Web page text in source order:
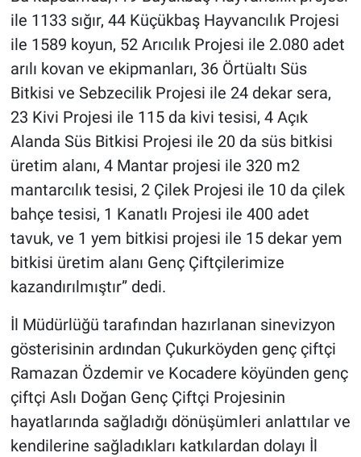
ile 1133 sığır, 44 Küçükbaş Hayvancılık Projesi
ile 1589 koyun, 52 Arıcılık Projesi ile 2.080 adet
arılı kovan ve ekipmanları, 36 Örtüaltı Süs
Bitkisi ve Sebzecilik Projesi ile 24 dekar sera,
23 Kivi Projesi ile 115 da kivi tesisi, 4 Açık
Alanda Süs Bitkisi Projesi ile 20 da süs bitkisi
üretim alanı, 4 Mantar projesi ile 320 m2
mantarcılık tesisi, 2 Çilek Projesi ile 10 da çilek
bahçe tesisi, 1 Kanatlı Projesi ile 400 adet
tavuk, ve 1 yem bitkisi projesi ile 15 dekar yem
bitkisi üretim alanı Genç Çiftçilerimize
kazandırılmıştır” dedi.
İl Müdürlüğü tarafından hazırlanan sinevizyon
gösterisinin ardından Çukurköyden genç çiftçi
Ramazan Özdemir ve Kocadere köyünden genç
çiftçi Aslı Doğan Genç Çiftçi Projesinin
hayatlarında sağladığı dönüşümleri anlattılar ve
kendilerine sağladıkları katkılardan dolayı İl